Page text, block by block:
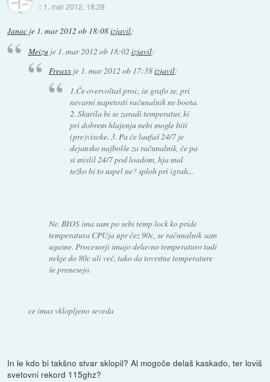
:: 1. mar 2012, 18:28
Janac je 1. mar 2012 ob 18:08izjavil:
Meizuje 1. mar 2012 ob 18:02 izjavil:
Freaxx je 1. mar 2012 ob 17:38izjavil:
1.Če overvoltaš proc, in grafo se, pri
nevarni napetosti računalnik ne boota.
2. Skurila bi se zaradi temperatur, ki
pri dobrem hlajenju nebi mogle biti
(pre)visoke. 3. Pa če laufaš 24/7 je
dejansko najbolše za računalnik, če pa
si mislil 24/7 pod loadom, hja mal
težko bi to uspel ne? sploh pri igrah...
Ne. BIOS ima sam po sebi temp lock ko pride
temperatura CPUja npr čez 90c, se računalnik sam
ugasne. Procesorji imajo delavno temperaturo tudi
nekje do 80c ali več, tako da tovrstne temperature
še prenesejo.
ce imas vklopljeno seveda
In le kdo bi takšno stvar sklopil? Al mogoče delaš kaskado, ter loviš
svetovni rekord 115ghz?